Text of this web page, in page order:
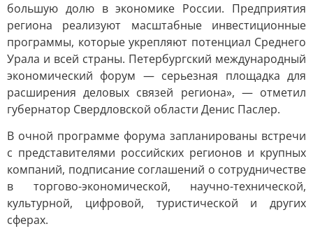
большую долю в экономике России. Предприятия
региона реализуют масштабные инвестиционные
программы, которые укрепляют потенциал Среднего
Урала и всей страны. Петербургский международный
экономический форум — серьезная площадка для
расширения деловых связей региона», — отметил
губернатор Свердловской области Денис Паслер.
В очной программе форума запланированы встречи
с представителями российских регионов и крупных
компаний, подписание соглашений о сотрудничестве
в торгово-экономической, научно-технической,
культурной, цифровой, туристической и других
сферах.